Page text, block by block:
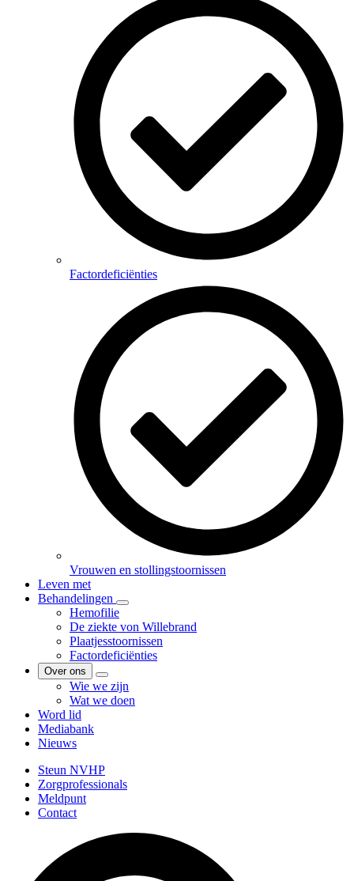
Factordeficiënties
Vrouwen en stollingstoornissen
Leven met
Behandelingen
Hemofilie
De ziekte von Willebrand
Plaatjesstoornissen
Factordeficiënties
Over ons
Wie we zijn
Wat we doen
Word lid
Mediabank
Nieuws
Steun NVHP
Zorgprofessionals
Meldpunt
Contact